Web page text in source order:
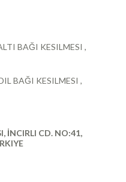
BAĞI KESILMESI
BAĞI KESILMESI
İNCIRLI CD. NO:41,